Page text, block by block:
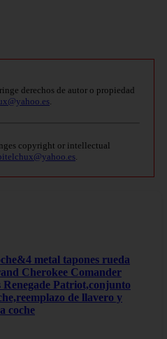
derechos de autor o propiedad
copyright or intellectual
metal tapones rueda
Cherokee Comander
Patriot,conjunto
de llavero y
coche